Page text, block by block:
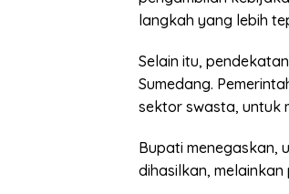
langkah yang lebih
Selain itu,
Sumedang.
sektor swasta, untuk
Bupati menegaskan,
dihasilkan,